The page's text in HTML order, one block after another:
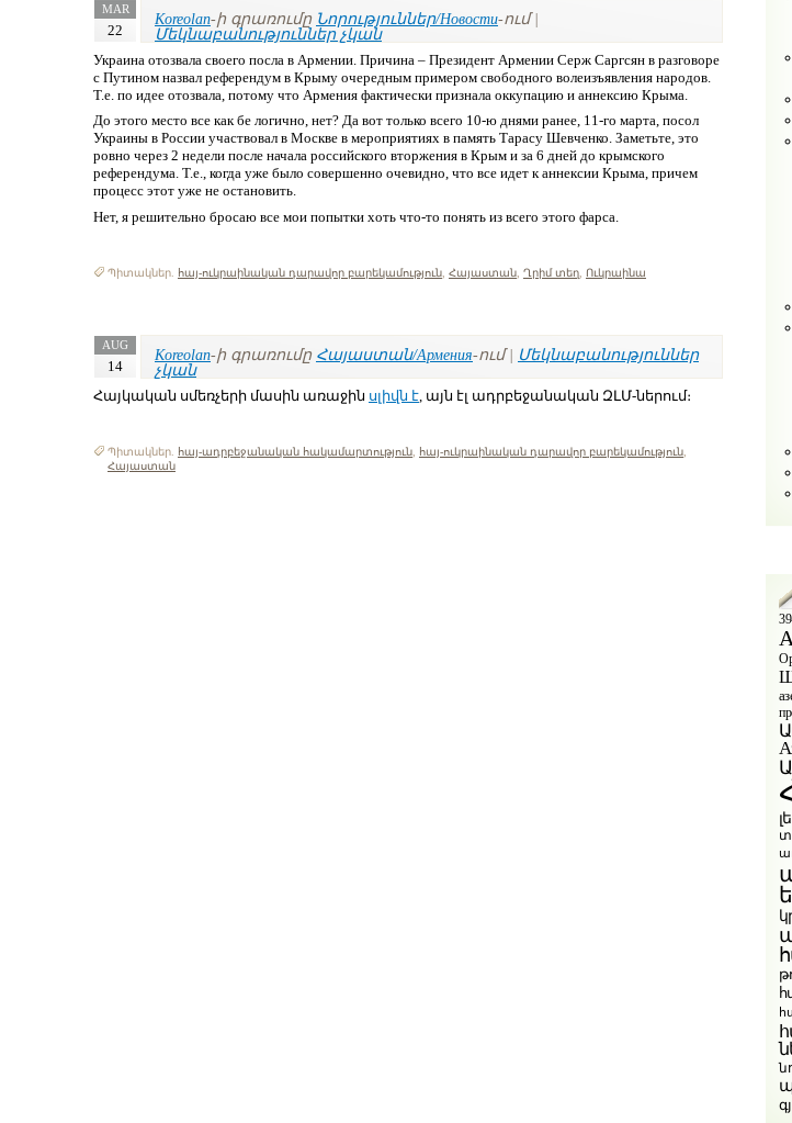
MAR
22
Koreolan-ի գրառումը Նորություններ/Новости-ում |
Մեկնաբանություններ չկան
Украина отозвала своего посла в Армении. Причина – Президент Армении Серж Саргсян в разговоре
с Путином назвал референдум в Крыму очередным примером свободного волеизъявления народов.
Т.е. по идее отозвала, потому что Армения фактически признала оккупацию и аннексию Крыма.
До этого место все как бе логично, нет? Да вот только всего 10-ю днями ранее, 11-го марта, посол
Украины в России участвовал в Москве в мероприятиях в память Тарасу Шевченко. Заметьте, это
ровно через 2 недели после начала российского вторжения в Крым и за 6 дней до крымского
референдума. Т.е., когда уже было совершенно очевидно, что все идет к аннексии Крыма, причем
процесс этот уже не остановить.
Нет, я решительно бросаю все мои попытки хоть что-то понять из всего этого фарса.
Պիտակներ. հայ-ուկրաինական դարավոր բարեկամություն, Հայաստան, Ղրիմ տեղ, Ուկրաինա
AUG
14
Koreolan-ի գրառումը Հայաստան/Армения-ում | Մեկնաբանություններ
չկան
Հայկական սմեռչերի մասին առաջին սլիվն է , այն էլ ադրբեջանական ԶԼՄ-ներում։
Պիտակներ. հայ-ադրբեջանական հակամարտություն հայ-ուկրաինական դարավոր բարեկամություն
Հայաստան